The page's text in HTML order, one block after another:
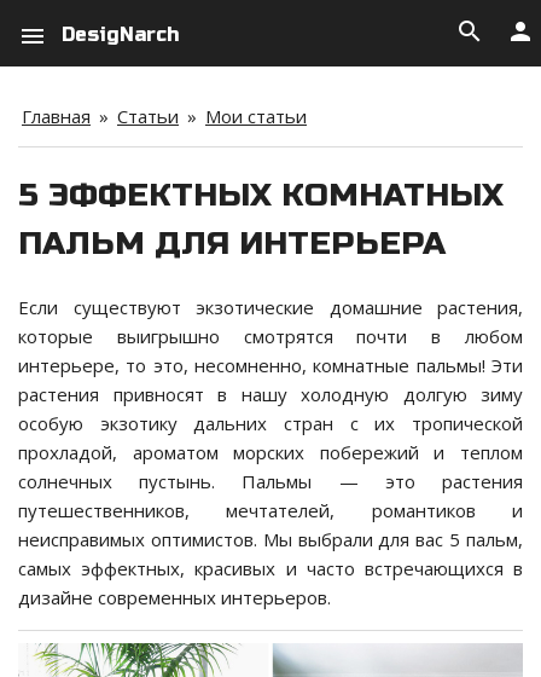
menu DesigNarch person
search
Главная » Статьи » Мои статьи
5 ЭФФЕКТНЫХ КОМНАТНЫХ
ПАЛЬМ ДЛЯ ИНТЕРЬЕРА
Если существуют экзотические домашние растения,
которые выигрышно смотрятся почти в любом
интерьере, то это, несомненно, комнатные пальмы! Эти
растения привносят в нашу холодную долгую зиму
особую экзотику дальних стран с их тропической
прохладой, ароматом морских побережий и теплом
солнечных пустынь. Пальмы — это растения
путешественников, мечтателей, романтиков и
неисправимых оптимистов. Мы выбрали для вас 5 пальм,
самых эффектных, красивых и часто встречающихся в
дизайне современных интерьеров.